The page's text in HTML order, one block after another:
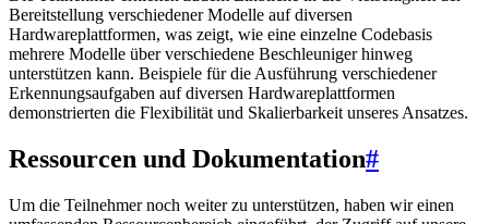
Bereitstellung verschiedener Modelle auf diversen
Hardwareplattformen, was zeigt, wie eine einzelne Codebasis
mehrere Modelle über verschiedene Beschleuniger hinweg
unterstützen kann. Beispiele für die Ausführung verschiedener
Erkennungsaufgaben auf diversen Hardwareplattformen
demonstrierten die Flexibilität und Skalierbarkeit unseres Ansatzes.
Ressourcen und Dokumentation#
Um die Teilnehmer noch weiter zu unterstützen, haben wir einen